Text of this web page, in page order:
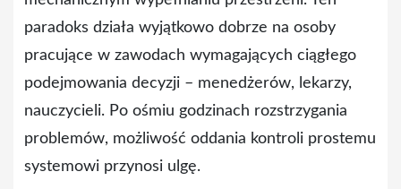
paradoks działa wyjątkowo dobrze na osoby
pracujące w zawodach wymagających ciągłego
podejmowania decyzji – menedżerów, lekarzy,
nauczycieli. Po ośmiu godzinach rozstrzygania
problemów, możliwość oddania kontroli prostemu
systemowi przynosi ulgę.